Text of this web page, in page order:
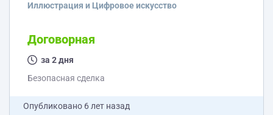
кибер-безопасность
Иллюстрация и Цифровое искусство
Договорная
за 2 дня
Безопасная сделка
Опубликовано 6 лет назад